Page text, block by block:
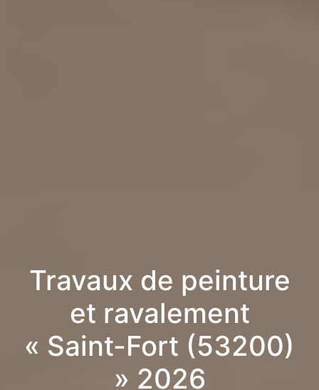
Travaux de peinture
et ravalement
« Saint-Fort (53200)
» 2026